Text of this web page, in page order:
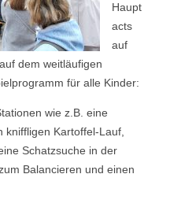
Haupt
acts
auf
dem weitläufigen
für alle Kinder:
wie z.B. eine
kniffligen Kartoffel-Lauf,
Schatzsuche in der
Balancieren und einen